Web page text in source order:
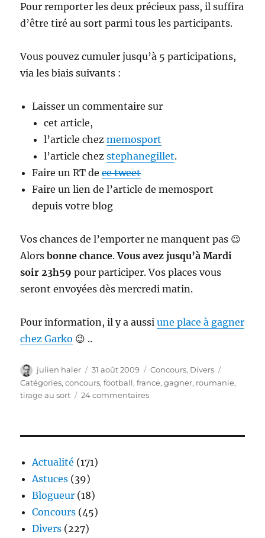
Pour remporter les deux précieux pass, il suffira
d’être tiré au sort parmi tous les participants.
Vous pouvez cumuler jusqu’à 5 participations,
via les biais suivants :
Laisser un commentaire sur
cet article,
l’article chezmemosport
l’article chezstephanegillet.
Faire un RT dece tweet
Faire un lien de l’article de memosport
depuis votre blog
Vos chances de l’emporter ne manquent pas 😉
Alorsbonne chance.Vous avez jusqu’à Mardi
soir 23h59 pour participer. Vos places vous
seront envoyées dès mercredi matin.
Pour information, il y a aussiune place à gagner
chez Garko 😉 ..
Auteur
julien haler
Publié
le
31 août 2009 Catégories
Concours, Divers
Catégories,concours,football,france,gagner, roumanie,
tirage au sort
24 commentairessur
Actualité (171)
Astuces (39)
Blogueur (18)
Concours (45)
Divers (227)